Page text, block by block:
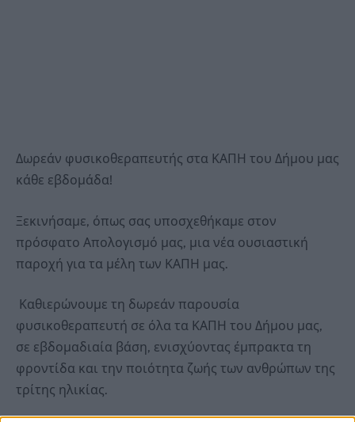
Δωρεάν φυσικοθεραπευτής στα ΚΑΠΗ του Δήμου μας
κάθε εβδομάδα!
Ξεκινήσαμε, όπως σας υποσχεθήκαμε στον
πρόσφατο Απολογισμό μας, μια νέα ουσιαστική
παροχή για τα μέλη των ΚΑΠΗ μας.
Καθιερώνουμε τη δωρεάν παρουσία
φυσικοθεραπευτή σε όλα τα ΚΑΠΗ του Δήμου μας,
σε εβδομαδιαία βάση, ενισχύοντας έμπρακτα τη
φροντίδα και την ποιότητα ζωής των ανθρώπων της
τρίτης ηλικίας.